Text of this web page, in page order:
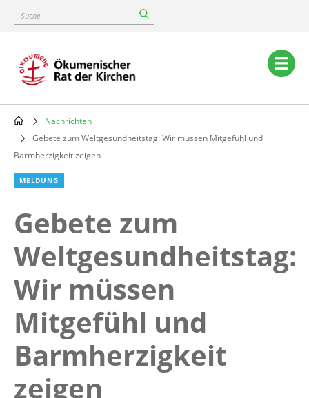
content
Suche
Main
navigation
Breadcrumb
Nachrichten
Gebete zum Weltgesundheitstag: Wir müssen Mitgefühl und
Barmherzigkeit zeigen
MELDUNG
Gebete zum
Weltgesundheitstag:
Wir müssen
Mitgefühl und
Barmherzigkeit
zeigen